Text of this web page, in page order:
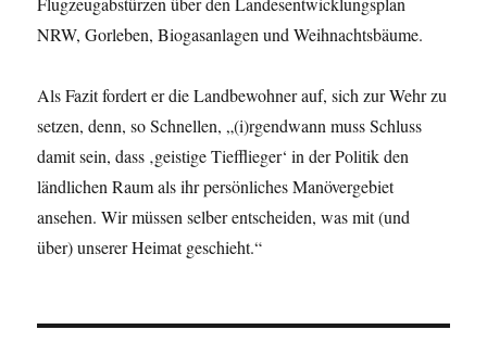
NRW, Gorleben, Biogasanlagen und Weihnachtsbäume.
Als Fazit fordert er die Landbewohner auf, sich zur Wehr zu
setzen, denn, so Schnellen, „(i)rgendwann muss Schluss
damit sein, dass ‚geistige Tiefflieger‘ in der Politik den
ländlichen Raum als ihr persönliches Manövergebiet
ansehen. Wir müssen selber entscheiden, was mit (und
über) unserer Heimat geschieht.“